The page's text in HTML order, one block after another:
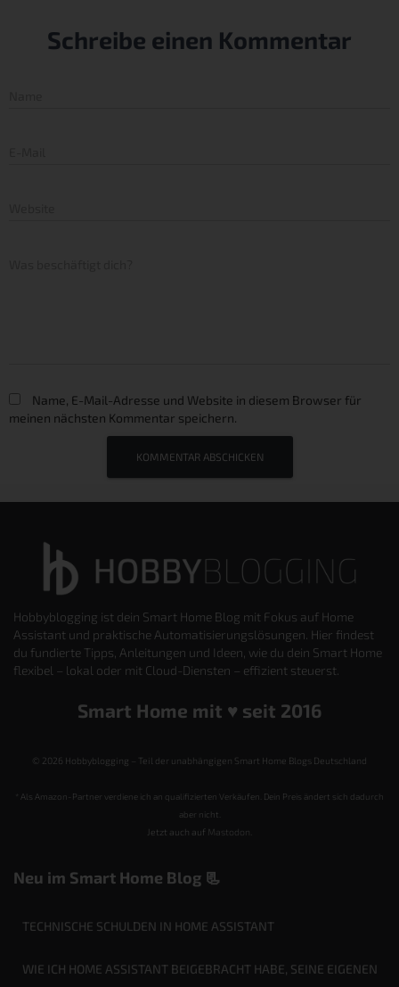
Schreibe einen Kommentar
Name, E-Mail-Adresse und Website in diesem Browser für
meinen nächsten Kommentar speichern.
Hobbyblogging ist dein Smart Home Blog mit Fokus auf Home
Assistant und praktische Automatisierungslösungen. Hier findest
du fundierte Tipps, Anleitungen und Ideen, wie du dein Smart Home
flexibel – lokal oder mit Cloud-Diensten – effizient steuerst.
Smart Home mit ♥️ seit 2016
© 2026 Hobbyblogging – Teil der unabhängigen Smart Home Blogs Deutschland
* Als Amazon-Partner verdiene ich an qualifizierten Verkäufen. Dein Preis ändert sich dadurch
aber nicht.
Jetzt auch auf Mastodon
Neu im Smart Home Blog 📃
TECHNISCHE SCHULDEN IN HOME ASSISTANT
WIE ICH HOME ASSISTANT BEIGEBRACHT HABE, SEINE EIGENEN